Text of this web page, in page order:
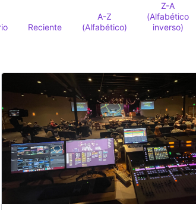
Reciente
A-Z
(Alfabético)
Z-A
(Alfabético
inverso)